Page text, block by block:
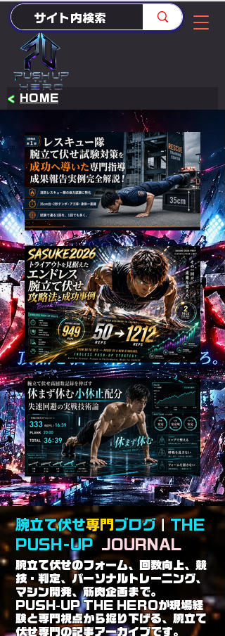
HOME
<
腕立て伏せ専門 ブログ｜THE
PUSH-UP
JOURNAL
腕立て伏せのフォーム、回数向上、競
技・判定、パーソナルトレーニング、
マシン開発、筋肉企画まで。
PUSH-UP THE HEROが現場経
験と専門視点から掘り下げる、腕立て
伏せ専門の記事アーカイブです。